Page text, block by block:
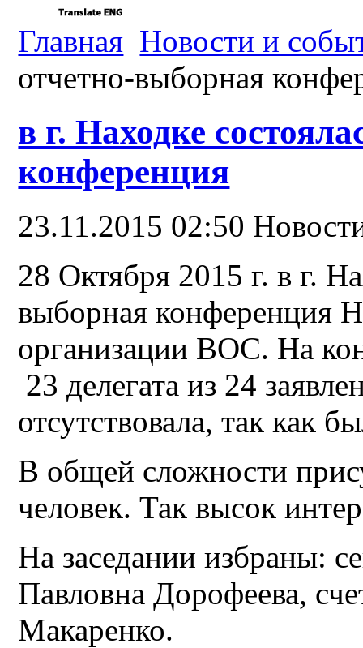
Главная Новости и
отчетно-выборная
в г. Находке
конференция
23.11.2015 02:50
28 Октября 2015 г. в г.
выборная конференция
организации ВОС. На
23 делегата из 24
отсутствовала, так как
В общей сложности
человек. Так высок
На заседании избраны:
Павловна Дорофеева,
Макаренко.